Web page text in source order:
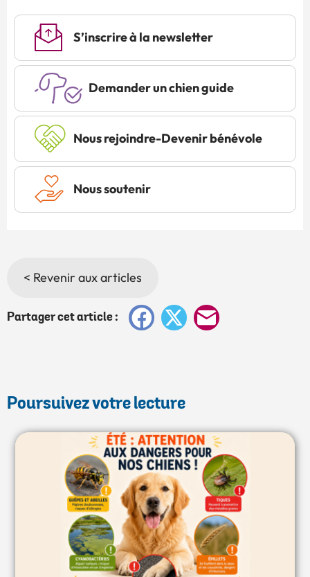
S’inscrire à la newsletter
Demander un chien guide
Nous rejoindre-Devenir bénévole
Nous soutenir
< Revenir aux articles
Partager cet article : Facebook
X
Poursuivez votre lecture